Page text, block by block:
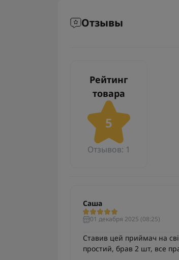
Отзывы
Рейтинг
товара
5
Отзывов: 1
Саша
01 декабря 2025 (08:25)
Ставив цей приймач на
простий, брав 2 шт, все